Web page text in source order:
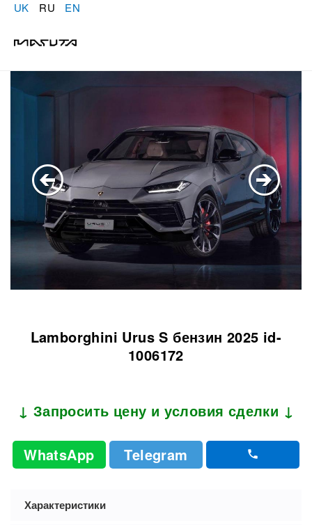
UK RU EN
Lamborghini Urus S бензин 2025 id-
1006172
↓ Запросить цену и условия сделки ↓
WhatsApp Telegram
Характеристики